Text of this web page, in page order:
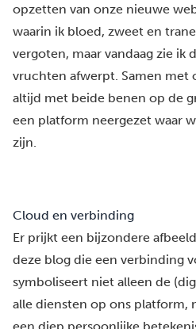
opzetten van onze nieuwe
waarin ik bloed, zweet en
vergoten, maar vandaag zie ik
vruchten afwerpt. Samen met
altijd met beide benen op de
een platform neergezet waar
zijn.
Cloud en verbinding
Er prijkt een bijzondere
deze blog die een verbinding
symboliseert niet alleen de
alle diensten op ons platform,